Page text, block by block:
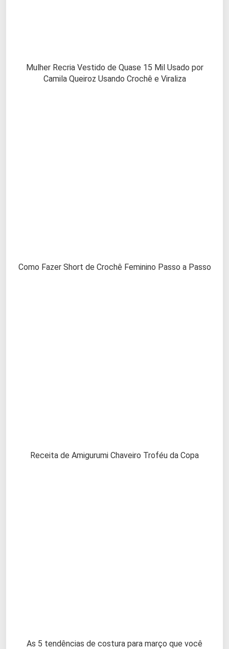
Mulher Recria Vestido de Quase 15 Mil Usado por
Camila Queiroz Usando Crochê e Viraliza
Como Fazer Short de Crochê Feminino Passo a Passo
Receita de Amigurumi Chaveiro Troféu da Copa
As 5 tendências de costura para março que você